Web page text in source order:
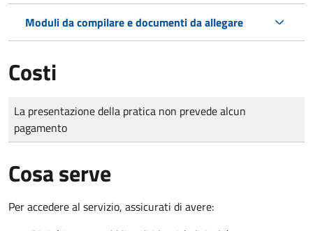
Moduli da compilare e documenti da allegare
Costi
Tipo di pagamento
Importo
La presentazione della pratica non prevede alcun
pagamento
Cosa serve
Per accedere al servizio, assicurati di avere: